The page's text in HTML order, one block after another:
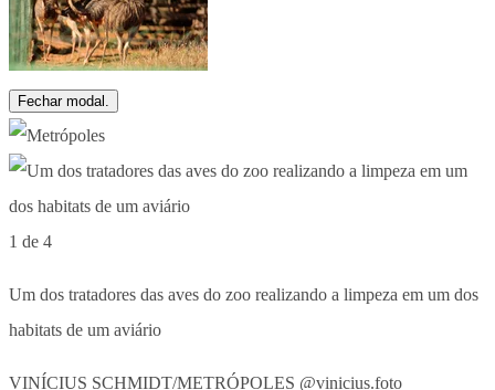
Fechar modal.
1 de 4
Um dos tratadores das aves do zoo realizando a limpeza em um dos
habitats de um aviário
VINÍCIUS SCHMIDT/METRÓPOLES @vinicius.foto